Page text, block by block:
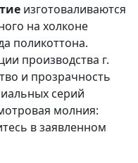
изготоваливаются
на холконе
поликоттона.
производства г.
и прозрачность
серий
молния:
в заявленном